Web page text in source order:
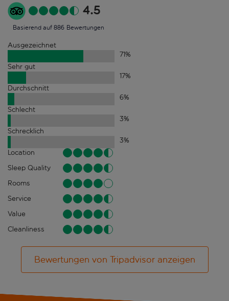
4.5
Basierend auf 886 Bewertungen
Ausgezeichnet
71%
Sehr gut
17%
Durchschnitt
6%
Schlecht
3%
Schrecklich
3%
Location
Sleep Quality
Rooms
Service
Value
Cleanliness
Bewertungen von Tripadvisor anzeigen